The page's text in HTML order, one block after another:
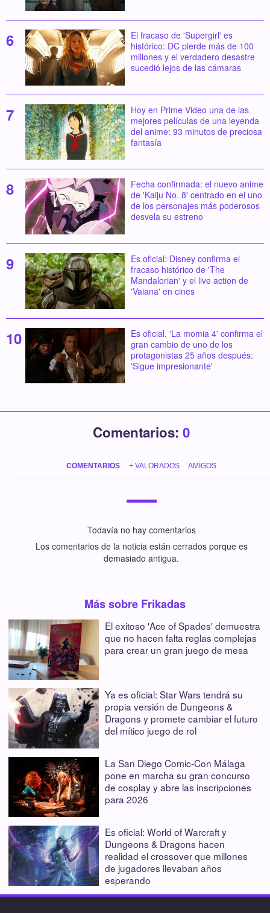
El fracaso de 'Supergirl' es
histórico: DC pierde más de 100
millones y el verdadero desastre
sucedió lejos de las cámaras
Hoy en Prime Video una de las
mejores películas de una leyenda
del anime: 93 minutos de preciosa
fantasía
Fecha confirmada: el nuevo anime
de 'Kaiju No. 8' centrado en el uno
de los personajes más poderosos
desvela su estreno
Es oficial: Disney confirma el
fracaso histórico de 'The
Mandalorian' y el live action de
'Vaiana' en cines
Es oficial, 'La momia 4' confirma el
gran cambio de uno de los
protagonistas 25 años después:
'Sigue impresionante'
Comentarios: 0
COMENTARIOS + VALORADOS AMIGOS
Todavía no hay comentarios
Los comentarios de la noticia están cerrados porque es
demasiado antigua.
Más sobre Frikadas
El exitoso 'Ace of Spades' demuestra
que no hacen falta reglas complejas
para crear un gran juego de mesa
Ya es oficial: Star Wars tendrá su
propia versión de Dungeons &
Dragons y promete cambiar el futuro
del mítico juego de rol
La San Diego Comic-Con Málaga
pone en marcha su gran concurso
de cosplay y abre las inscripciones
para 2026
Es oficial: World of Warcraft y
Dungeons & Dragons hacen
realidad el crossover que millones
de jugadores llevaban años
esperando